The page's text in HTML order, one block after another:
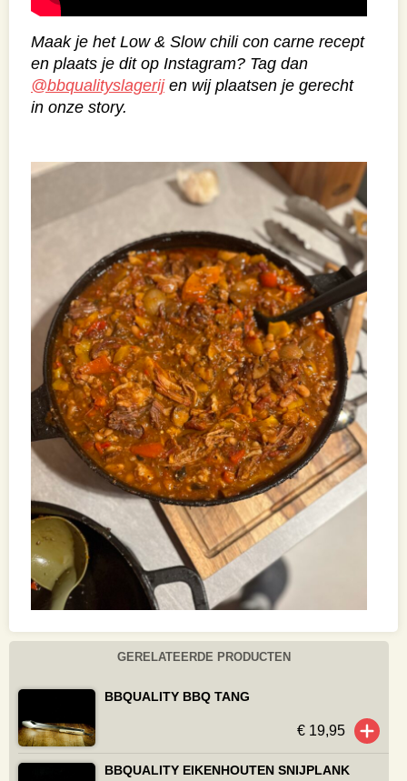
Maak je het Low & Slow chili con carne recept
en plaats je dit op Instagram? Tag dan
@bbqualityslagerijen wij plaatsen je gerecht
in onze story.
GERELATEERDE PRODUCTEN
BBQUALITY BBQ TANG
€ 19,95
BBQUALITY EIKENHOUTEN SNIJPLANK